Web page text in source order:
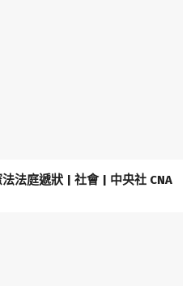
法庭遞狀 | 社會 | 中央社 CNA